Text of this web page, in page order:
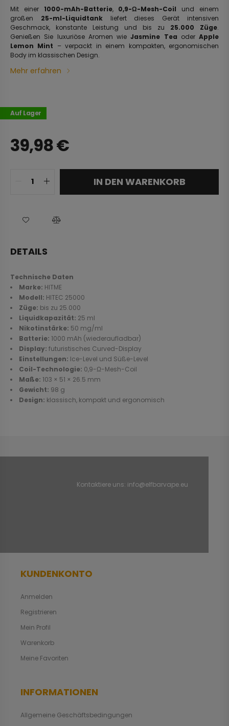
Mit einer 1000-mAh-Batterie, 0,9-Ω-Mesh-Coil und einem
großen 25-ml-Liquidtankliefert dieses Gerät intensiven
Geschmack, konstante Leistung und bis zu 25.000 Züge.
Genießen Sie luxuriöse Aromen wieJasmine Tea oder Apple
Lemon Mint – verpackt in einem kompakten, ergonomischen
Body im klassischen Design.
Mehr erfahren
Auf Lager
39,98€
IN DEN WARENKORB
DETAILS
Technische Daten
Marke: HITME
Modell: HITEC 25000
Züge: bis zu 25.000
Liquidkapazität: 25 ml
Nikotinstärke: 50 mg/ml
Batterie: 1000 mAh (wiederaufladbar)
Display: futuristisches Curved-Display
Einstellungen: Ice-Level und Süße-Level
Coil-Technologie: 0,9-Ω-Mesh-Coil
Maße: 103 × 51 × 26.5 mm
Gewicht: 98 g
Design: klassisch, kompakt und ergonomisch
Kontaktiere uns: info@elfbarvape.eu
KUNDENKONTO
Anmelden
Registrieren
Mein Profil
Warenkorb
Meine Favoriten
INFORMATIONEN
Allgemeine Geschäftsbedingungen